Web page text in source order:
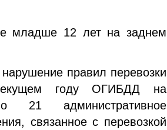
младше 12 лет на заднем
правил перевозки
году ОГИБДД на
21 административное
связанное с перевозкой